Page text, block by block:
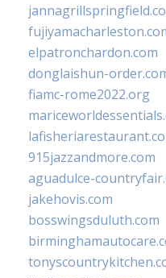
elpatronchardon.com
donglaishun-
fiamc-rome2022.org
915jazzandmore.com
aguadulce-
jakehovis.com
bosswingsduluth.com